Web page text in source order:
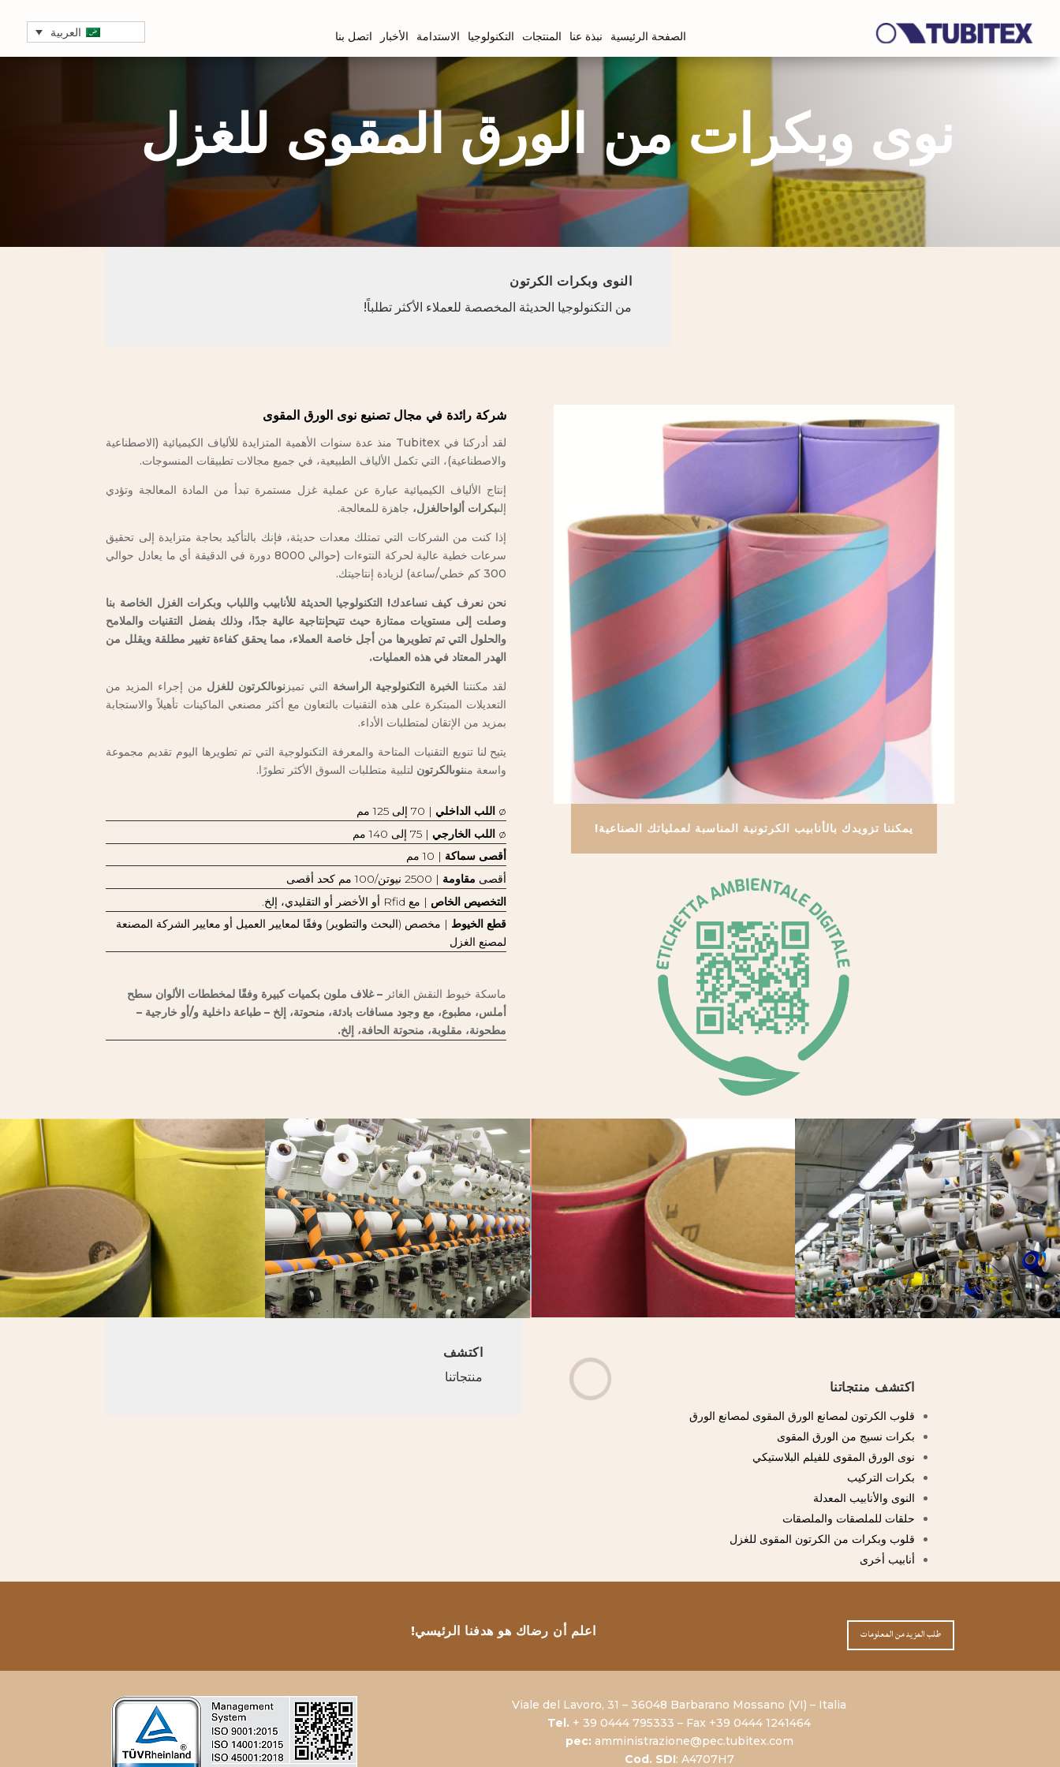
الصفحة الرئيسية نبذة عنا المنتجات التكنولوجيا الاستدامة الأخبار اتصل بنا العربية
نوى وبكرات من الورق المقوى للغزل
النوى وبكرات الكرتون
من التكنولوجيا الحديثة المخصصة للعملاء الأكثر تطلباً!
شركة رائدة في مجال تصنيع نوى الورق المقوى
لقد أدركنا في Tubitex منذ عدة سنوات الأهمية المتزايدة للألياف الكيميائية (الاصطناعية
والاصطناعية)، التي تكمل الألياف الطبيعية، في جميع مجالات تطبيقات المنسوجات.
إنتاج الألياف الكيميائية عبارة عن عملية غزل مستمرة تبدأ من المادة المعالجة وتؤدي
إلىبكرات ألواحالغزل، جاهزة للمعالجة.
إذا كنت من الشركات التي تمتلك معدات حديثة، فإنك بالتأكيد بحاجة متزايدة إلى تحقيق
سرعات خطية عالية لحركة النتوءات (حوالي 8000 دورة في الدقيقة أي ما يعادل حوالي
300 كم خطي/ساعة) لزيادة إنتاجيتك.
نحن نعرف كيف نساعدك! التكنولوجيا الحديثة للأنابيب واللباب وبكرات الغزل الخاصة بنا
وصلت إلى مستويات ممتازة حيث تتيحإنتاجية عالية جدًا، وذلك بفضل التقنيات والملامح
والحلول التي تم تطويرها من أجل خاصة العملاء، مما يحقق كفاءة تغيير مطلقة ويقلل من
الهدر المعتاد في هذه العمليات.
لقد مكنتنا الخبرة التكنولوجية الراسخة التي تميز نوىالكرتون للغزل من إجراء المزيد من
التعديلات المبتكرة على هذه التقنيات بالتعاون مع أكثر مصنعي الماكينات تأهيلاً والاستجابة
بمزيد من الإتقان لمتطلبات الأداء.
يتيح لنا تنويع التقنيات المتاحة والمعرفة التكنولوجية التي تم تطويرها اليوم تقديم مجموعة
واسعة مننوىالكرتون لتلبية متطلبات السوق الأكثر تطورًا.
ø اللب الداخلي | 70 إلى 125 مم
ø اللب الخارجي | 75 إلى 140 مم
أقصى سماكة | 10 مم
أقصى مقاومة | 2500 نيوتن/100 مم كحد أقصى
التخصيص الخاص | مع Rfid أو الأخضر أو التقليدي، إلخ.
قطع الخيوط | مخصص (البحث والتطوير) وفقًا لمعايير العميل أو معايير الشركة المصنعة
لمصنع الغزل
ماسكة خيوط النقش الغائر – غلاف ملون بكميات كبيرة وفقًا لمخططات الألوان سطح
أملس، مطبوع، مع وجود مسافات بادئة، منحوتة، إلخ – طباعة داخلية و/أو خارجية –
مطحونة، مقلوبة، منحوتة الحافة، إلخ.
يمكننا تزويدك بالأنابيب الكرتونية المناسبة لعملياتك الصناعية!
اكتشف
منتجاتنا
اكتشف منتجاتنا
قلوب الكرتون لمصانع الورق المقوى لمصانع الورق
بكرات نسيج من الورق المقوى
نوى الورق المقوى للفيلم البلاستيكي
بكرات التركيب
النوى والأنابيب المعدلة
حلقات للملصقات والملصقات
قلوب وبكرات من الكرتون المقوى للغزل
أنابيب أخرى
اعلم أن رضاك هو هدفنا الرئيسي! طلب المزيد من المعلومات
Viale del Lavoro, 31 – 36048 Barbarano Mossano (VI) – Italia
Tel. + 39 0444 795333 – Fax +39 0444 1241464
pec: amministrazione@pec.tubitex.com
Cod. SDI: A4707H7